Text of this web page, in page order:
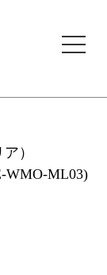
store
）
WMO-ML03)